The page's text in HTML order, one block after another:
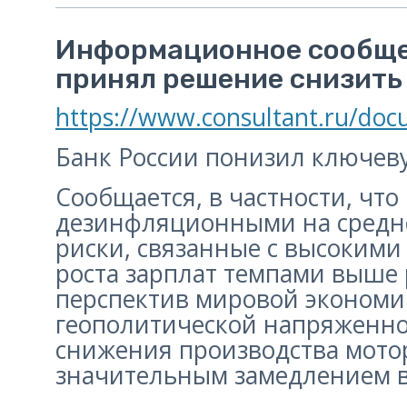
Информационное
принял решение
https://www.consultant.ru/
Банк России понизил
Сообщается, в частности,
дезинфляционными на
риски, связанные с
роста зарплат темпами выше
перспектив мировой
геополитической
снижения производства
значительным замедлением